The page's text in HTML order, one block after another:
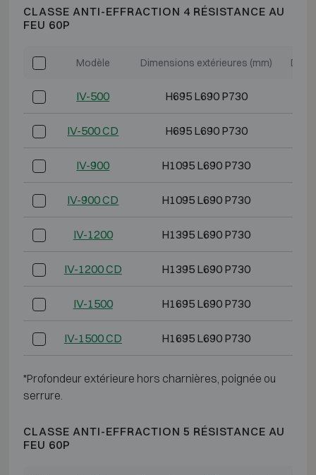
CLASSE ANTI-EFFRACTION 4 RÉSISTANCE AU
FEU 60P
Modèle Dimensions extérieures (mm)
IV-500 H695 L690 P730
IV-500 CD H695 L690 P730
IV-900 H1095 L690 P730
IV-900 CD H1095 L690 P730
IV-1200 H1395 L690 P730
IV-1200 CD H1395 L690 P730
IV-1500 H1695 L690 P730
IV-1500 CD H1695 L690 P730
*Profondeur extérieure hors charnières, poignée ou
serrure.
CLASSE ANTI-EFFRACTION 5 RÉSISTANCE AU
FEU 60P